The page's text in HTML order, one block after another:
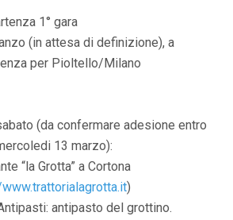
1° gara
(in attesa di definizione), a
per Pioltello/Milano
(da confermare adesione entro
13 marzo):
“la Grotta” a Cortona
)
antipasto del grottino.